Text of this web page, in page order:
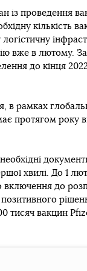
із проведення
кількість
вже в лютому.
до кінця
рамках
протягом року
хвилі. До 1
до
позитивного
тисяч вакцин